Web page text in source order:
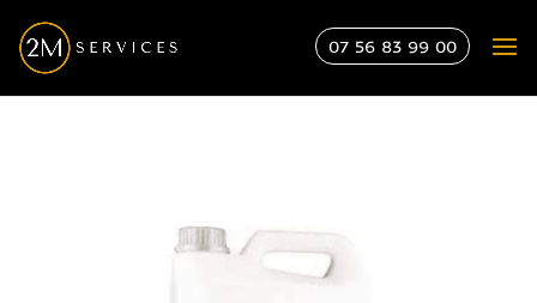
07 56 83 99 00